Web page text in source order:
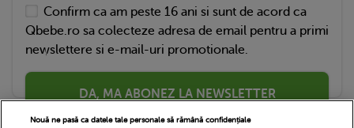
Confirm ca am peste 16 ani si sunt de acord ca
Qbebe.ro sa colecteze adresa de email pentru a primi
newslettere si e-mail-uri promotionale.
DA, MA ABONEZ LA NEWSLETTER
Nouă ne pasă ca datele tale personale să rămână confidențiale